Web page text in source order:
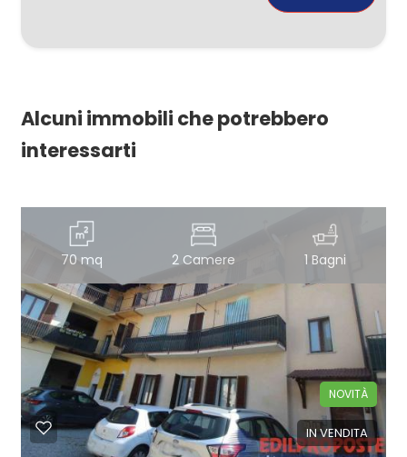
Alcuni immobili che potrebbero
interessarti
70 mq 2 Camere 1 Bagni
IN VENDITA
NOVITÀ